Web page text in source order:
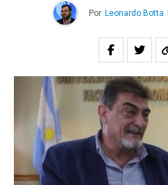
Por Leonardo Botta